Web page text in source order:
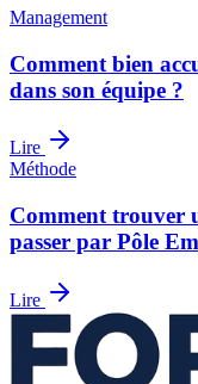
Management
Comment bien
dans son équipe ?
Lire
Méthode
Comment trouver
passer par Pôle
Lire